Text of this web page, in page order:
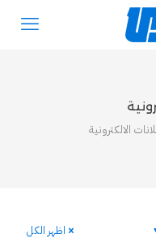
الالكترونية
اظهر الكل